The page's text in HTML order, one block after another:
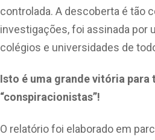
controlada. A descoberta é tão
investigações, foi assinada por
colégios e universidades de
Isto é uma grande vitória para
“conspiracionistas”!
O relatório foi elaborado em